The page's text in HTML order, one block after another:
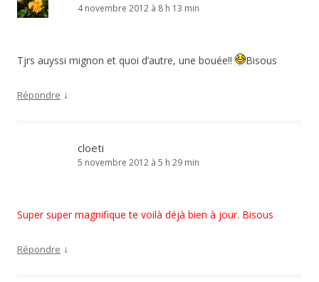
4 novembre 2012 à 8 h 13 min
Tjrs auyssi mignon et quoi d’autre, une bouée!! Bisous
Répondre ↓
cloeti
5 novembre 2012 à 5 h 29 min
Super super magnifique te voilà déjà bien à jour. Bisous
Répondre ↓